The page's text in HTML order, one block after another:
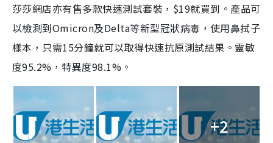
莎莎網店亦有售多款快速測試套裝，$19就買到。產品可
以檢測到Omicron及Delta等新型冠狀病毒，使用鼻拭子
樣本，只需15分鐘就可以取得快速抗原測試結果。靈敏
度95.2%，特異度98.1%。
+2